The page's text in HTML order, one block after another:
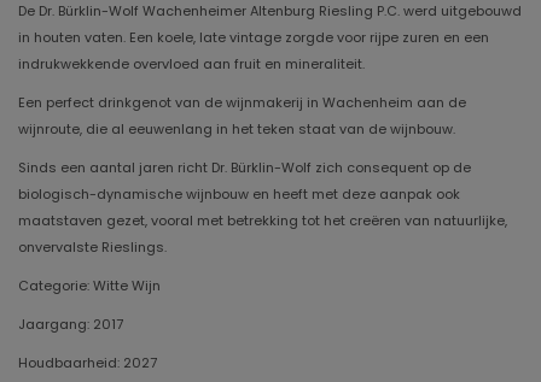
De Dr. Bürklin-Wolf Wachenheimer Altenburg Riesling P.C. werd uitgebouwd
in houten vaten. Een koele, late vintage zorgde voor rijpe zuren en een
indrukwekkende overvloed aan fruit en mineraliteit.
Een perfect drinkgenot van de wijnmakerij in Wachenheim aan de
wijnroute, die al eeuwenlang in het teken staat van de wijnbouw.
Sinds een aantal jaren richt Dr. Bürklin-Wolf zich consequent op de
biologisch-dynamische wijnbouw en heeft met deze aanpak ook
maatstaven gezet, vooral met betrekking tot het creëren van natuurlijke,
onvervalste Rieslings.
Categorie: Witte Wijn
Jaargang: 2017
Houdbaarheid: 2027